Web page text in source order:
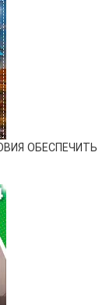
ОБЕСПЕЧИТЬ